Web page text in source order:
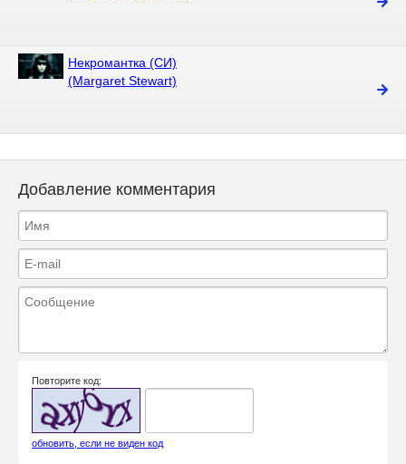
Некромантка (СИ)
(Margaret Stewart)
Добавление комментария
Повторите код:
обновить, если не виден код